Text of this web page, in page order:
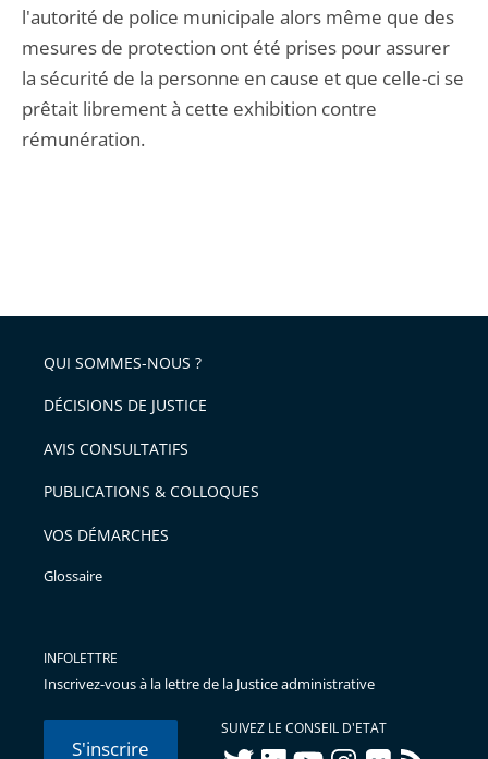
l'autorité de police municipale alors même que des
mesures de protection ont été prises pour assurer
la sécurité de la personne en cause et que celle-ci se
prêtait librement à cette exhibition contre
rémunération.
QUI SOMMES-NOUS ?
DÉCISIONS DE JUSTICE
AVIS CONSULTATIFS
PUBLICATIONS & COLLOQUES
VOS DÉMARCHES
Glossaire
INFOLETTRE
Inscrivez-vous à la lettre de la Justice administrative
S'inscrire
SUIVEZ LE CONSEIL D'ETAT